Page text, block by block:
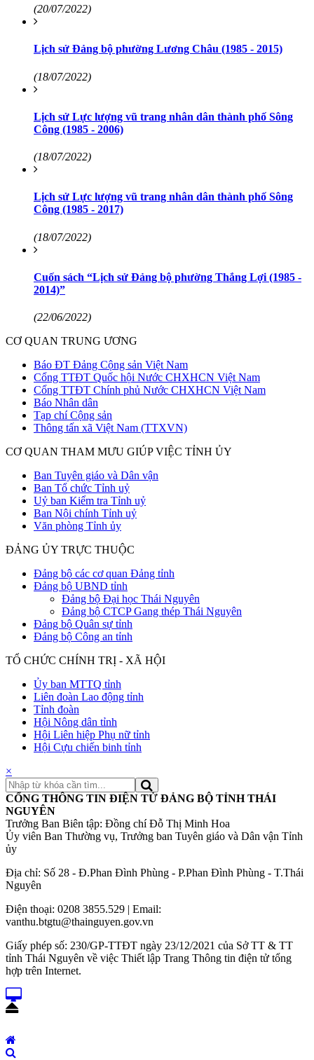
(20/07/2022)
Lịch sử Đảng bộ phường Lương Châu (1985 - 2015)
(18/07/2022)
Lịch sử Lực lượng vũ trang nhân dân thành phố Sông
Công (1985 - 2006)
(18/07/2022)
Lịch sử Lực lượng vũ trang nhân dân thành phố Sông
Công (1985 - 2017)
(18/07/2022)
Cuốn sách “Lịch sử Đảng bộ phường Thắng Lợi (1985 -
2014)”
(22/06/2022)
CƠ QUAN TRUNG ƯƠNG
Báo ĐT Đảng Cộng sản Việt Nam
Cổng TTĐT Quốc hội Nước CHXHCN Việt Nam
Cổng TTĐT Chính phủ Nước CHXHCN Việt Nam
Báo Nhân dân
Tạp chí Cộng sản
Thông tấn xã Việt Nam (TTXVN)
CƠ QUAN THAM MƯU GIÚP VIỆC TỈNH ỦY
Ban Tuyên giáo và Dân vận
Ban Tổ chức Tỉnh uỷ
Uỷ ban Kiểm tra Tỉnh uỷ
Ban Nội chính Tỉnh uỷ
Văn phòng Tỉnh ủy
ĐẢNG ỦY TRỰC THUỘC
Đảng bộ các cơ quan Đảng tỉnh
Đảng bộ UBND tỉnh
Đảng bộ Đại học Thái Nguyên
Đảng bộ CTCP Gang thép Thái Nguyên
Đảng bộ Quân sự tỉnh
Đảng bộ Công an tỉnh
TỔ CHỨC CHÍNH TRỊ - XÃ HỘI
Ủy ban MTTQ tỉnh
Liên đoàn Lao động tỉnh
Tỉnh đoàn
Hội Nông dân tỉnh
Hội Liên hiệp Phụ nữ tỉnh
Hội Cựu chiến binh tỉnh
×
CỔNG THÔNG TIN ĐIỆN TỬ ĐẢNG BỘ TỈNH THÁI
NGUYÊN
Trưởng Ban Biên tập: Đồng chí Đỗ Thị Minh Hoa
Ủy viên Ban Thường vụ, Trưởng ban Tuyên giáo và Dân vận Tỉnh
ủy
Địa chỉ: Số 28 - Đ.Phan Đình Phùng - P.Phan Đình Phùng - T.Thái
Nguyên
Điện thoại: 0208 3855.529 | Email:
vanthu.btgtu@thainguyen.gov.vn
Giấy phép số: 230/GP-TTĐT ngày 23/12/2021 của Sở TT & TT
tỉnh Thái Nguyên về việc Thiết lập Trang Thông tin điện tử tổng
hợp trên Internet.